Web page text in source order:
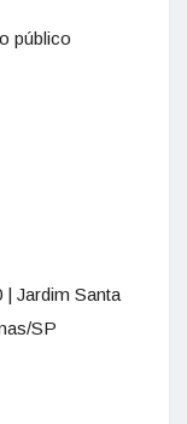
público
| Jardim Santa
SP